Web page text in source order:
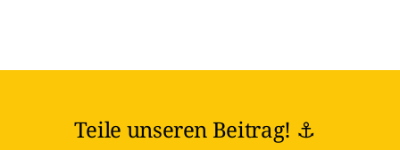
Teile unseren Beitrag! ⚓️